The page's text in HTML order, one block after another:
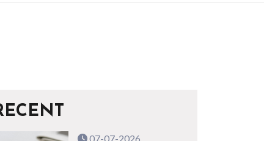
07-07-2026